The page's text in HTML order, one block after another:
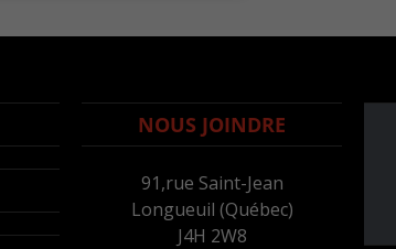
NOUS JOINDRE
91,rue Saint-Jean
Longueuil (Québec)
J4H 2W8